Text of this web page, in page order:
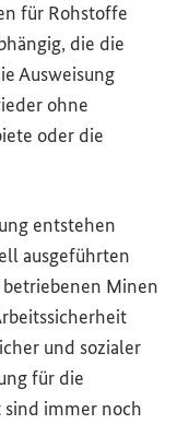
für Rohstoffe
die die
Ausweisung
ohne
oder die
entstehen
ausgeführten
Minen
und sozialer
für die
sind immer noch